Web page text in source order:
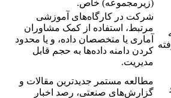
(زیرمجموعه) خاص.
شرکت در کارگاه‌های آموزشی
مرتبط، استفاده از کمک مشاوران
آماری یا متخصصان داده، و یا محدود
کردن دامنه داده‌ها به حجم قابل
مدیریت.
مطالعه مستمر جدیدترین مقالات و
گزارش‌های صنعتی، رصد اخبار